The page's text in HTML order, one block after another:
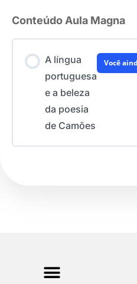
Conteúdo Aula Magna
A língua
portuguesa
e a beleza
da poesia
de Camões
Você